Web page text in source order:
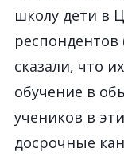
школу дети в
респондентов
сказали, что
обучение в
учеников в
досрочные